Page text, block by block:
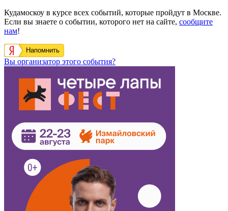
Кудамоскоу в курсе всех событий, которые пройдут в Москве.
Если вы знаете о событии, которого нет на сайте, сообщите
нам!
Напомнить
Вы организатор этого события?